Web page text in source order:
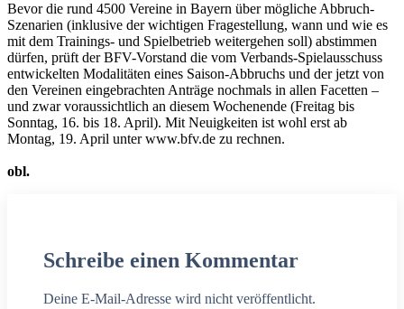
Bevor die rund 4500 Vereine in Bayern über mögliche Abbruch-
Szenarien (inklusive der wichtigen Fragestellung, wann und wie es
mit dem Trainings- und Spielbetrieb weitergehen soll) abstimmen
dürfen, prüft der BFV-Vorstand die vom Verbands-Spielausschuss
entwickelten Modalitäten eines Saison-Abbruchs und der jetzt von
den Vereinen eingebrachten Anträge nochmals in allen Facetten –
und zwar voraussichtlich an diesem Wochenende (Freitag bis
Sonntag, 16. bis 18. April). Mit Neuigkeiten ist wohl erst ab
Montag, 19. April unter www.bfv.de zu rechnen.
obl.
Schreibe einen Kommentar
Deine E-Mail-Adresse wird nicht veröffentlicht.